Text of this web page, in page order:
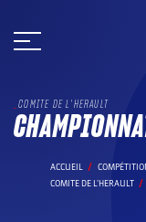
au
COMITE DE L'HERAULT
ACCUEIL
COMITE DE L'HERAULT